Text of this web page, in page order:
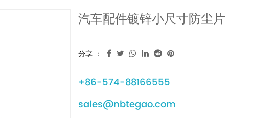
汽车配件镀锌小尺寸防尘片
分享 ：
+86-574-88166555
sales@nbtegao.com